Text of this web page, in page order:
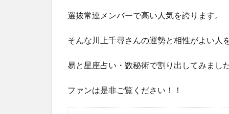
選抜常連メンバーで高い人気を誇ります。
そんな川上千尋さんの運勢と相性がよい人
易と星座占い・数秘術で割り出してみました
ファンは是非ご覧ください！！